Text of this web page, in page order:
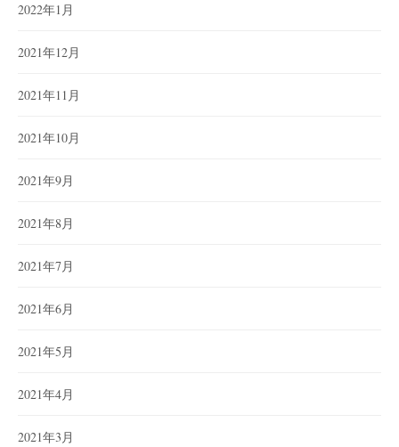
2022年1月
2021年12月
2021年11月
2021年10月
2021年9月
2021年8月
2021年7月
2021年6月
2021年5月
2021年4月
2021年3月